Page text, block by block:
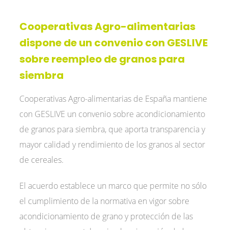
Cooperativas Agro-alimentarias
dispone de un convenio con GESLIVE
sobre reempleo de granos para
siembra
Cooperativas Agro-alimentarias de España mantiene
con GESLIVE un convenio sobre acondicionamiento
de granos para siembra, que aporta transparencia y
mayor calidad y rendimiento de los granos al sector
de cereales.
El acuerdo establece un marco que permite no sólo
el cumplimiento de la normativa en vigor sobre
acondicionamiento de grano y protección de las